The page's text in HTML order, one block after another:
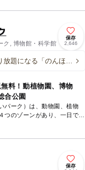
ク, 博物館・科学館
保存
2,646
題になる「のんほい
料！動植物園、博物
合公園
パーク）は、動物園、植物
つのゾーンがあり、一日では
アジアゾウ、キリン、ライ
保存